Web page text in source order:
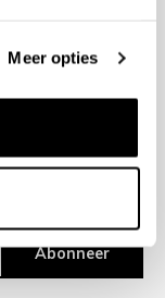
Meer opties
Abonneer